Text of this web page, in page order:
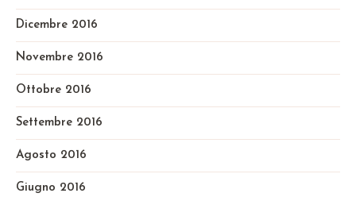
Dicembre 2016
Novembre 2016
Ottobre 2016
Settembre 2016
Agosto 2016
Giugno 2016